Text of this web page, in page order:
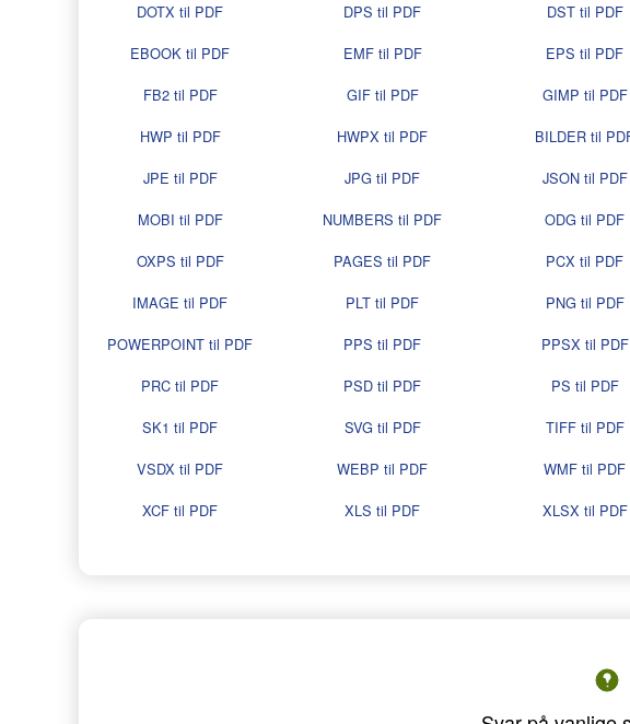
DOTX til PDF
DPS til PDF DST til PDF
EBOOK til PDF
EMF til PDF EPS til PDF
FB2 til PDF
GIF til PDF GIMP til PDF
HWP til PDF
HWPX til PDF BILDER til
JPE til PDF
JPG til PDF JSON til PDF
MOBI til PDF
NUMBERS til PDF ODG til PDF
OXPS til PDF
PAGES til PDF PCX til PDF
IMAGE til PDF
PLT til PDF PNG til PDF
POWERPOINT til PDF
PPS til PDF PPSX til PDF
PRC til PDF
PSD til PDF PS til PDF
SK1 til PDF
SVG til PDF TIFF til PDF
VSDX til PDF
WEBP til PDF WMF til PDF
XCF til PDF
XLS til PDF XLSX til PDF